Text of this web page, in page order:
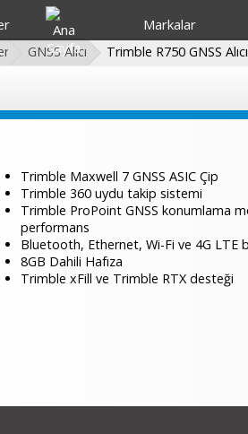
Markalar
GNSS Alıcı Trimble R750 GNSS Alıcı
Trimble Maxwell 7 GNSS ASIC Çip
Trimble 360 uydu takip sistemi
Trimble ProPoint GNSS konumlama
performans
Bluetooth, Ethernet, Wi-Fi ve 4G LTE
8GB Dahili Hafıza
Trimble xFill ve Trimble RTX desteği